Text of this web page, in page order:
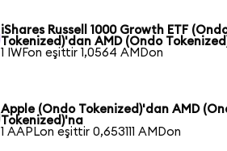
iShares Russell 1000 Growth ETF
Tokenized)'dan AMD (Ondo
1 IWFon eşittir 1,0564 AMDon
Apple (Ondo Tokenized)'dan AMD
Tokenized)'na
1 AAPLon eşittir 0,653111 AMDon